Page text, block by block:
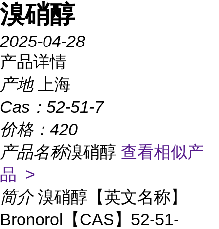
溴硝醇
2025-04-28
产品详情
产地
上海
Cas： 52-51-7
价格： 420
产品名称溴硝醇 查看相似产
品 >
简介 溴硝醇【英文名称】
Bronorol【CAS】52-51-